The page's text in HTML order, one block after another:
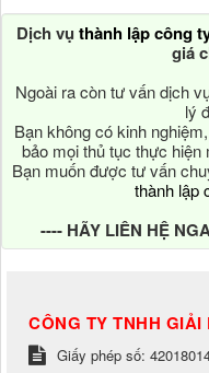
Dịch vụ thành lập công
giá
Ngoài ra còn tư vấn dịch
lý
Bạn không có kinh
bảo mọi thủ tục thực
Bạn muốn được tư vấn
thành lập
---- HÃY LIÊN HỆ
CÔNG TY TNHH
Giấy phép số: